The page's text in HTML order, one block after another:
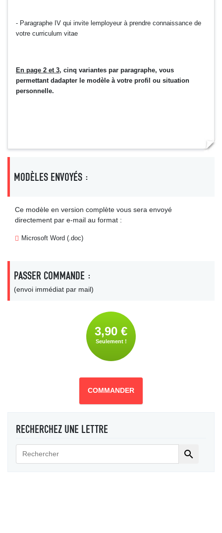
- Paragraphe IV qui invite lemployeur à prendre connaissance de
votre curriculum vitae
En page 2 et 3, cinq variantes par paragraphe, vous
permettant dadapter le modèle à votre profil ou situation
personnelle.
MODÈLES ENVOYÉS :
Ce modèle en version complète vous sera envoyé
directement par e-mail au format :
Microsoft Word (.doc)
PASSER COMMANDE :
(envoi immédiat par mail)
3,90 €
Seulement !
COMMANDER
RECHERCHEZ UNE LETTRE
